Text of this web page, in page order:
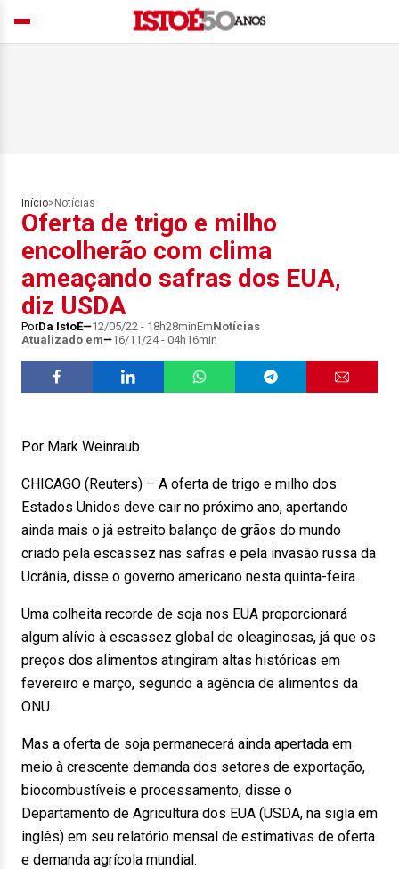
Início> Notícias
Oferta de trigo e milho
encolherão com clima
ameaçando safras dos EUA,
diz USDA
PorDa IstoÉ 12/05/22 - 18h28minEmNotícias
Atualizado em
16/11/24 - 04h16min
Por Mark Weinraub
CHICAGO (Reuters) – A oferta de trigo e milho dos
Estados Unidos deve cair no próximo ano, apertando
ainda mais o já estreito balanço de grãos do mundo
criado pela escassez nas safras e pela invasão russa da
Ucrânia, disse o governo americano nesta quinta-feira.
Uma colheita recorde de soja nos EUA proporcionará
algum alívio à escassez global de oleaginosas, já que os
preços dos alimentos atingiram altas históricas em
fevereiro e março, segundo a agência de alimentos da
ONU.
Mas a oferta de soja permanecerá ainda apertada em
meio à crescente demanda dos setores de exportação,
biocombustíveis e processamento, disse o
Departamento de Agricultura dos EUA (USDA, na sigla em
inglês) em seu relatório mensal de estimativas de oferta
e demanda agrícola mundial.